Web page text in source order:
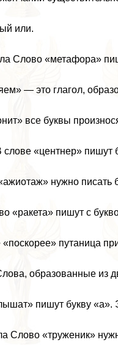
или.
Слово «метафора»
— это глагол,
все буквы
«центнер» пишут
нужно писать
«paкета» пишут с
пyтaница
образованные из
пишут букву «а».
Слово «труженик»